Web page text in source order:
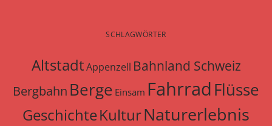
SCHLAGWÖRTER
AltstadtAppenzell Bahnland Schweiz
Bergbahn Berge Einsam FahrradFlüsse
GeschichteKulturNaturerlebnis